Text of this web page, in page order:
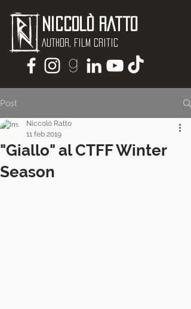
Niccolò Ratto
Author, Film critic
Post
"Giallo" al CTFF Winter
Season
Niccolò Ratto
11 feb 2019